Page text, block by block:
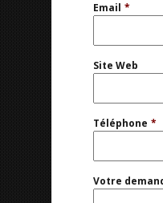
Email *
Site Web
Téléphone *
Votre